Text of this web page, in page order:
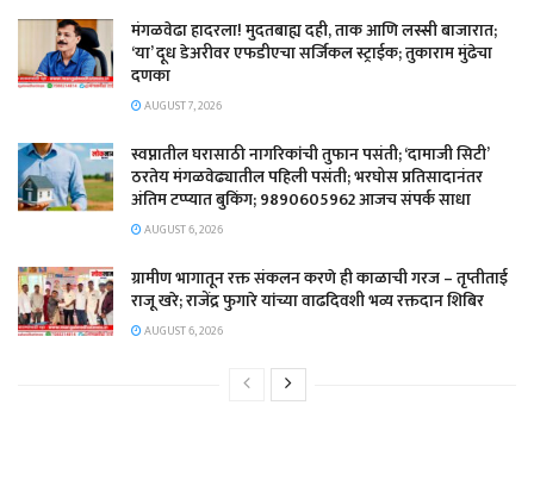
​मंगळवेढा हादरला! मुदतबाह्य दही, ताक आणि लस्सी बाजारात;
‘या’ दूध डेअरीवर एफडीएचा सर्जिकल स्ट्राईक; ​तुकाराम मुंढेचा
दणका
AUGUST 7, 2026
स्वप्नातील घरासाठी नागरिकांची तुफान पसंती; ‘दामाजी सिटी’
ठरतेय मंगळवेढ्यातील पहिली पसंती; भरघोस प्रतिसादानंतर
अंतिम टप्प्यात बुकिंग; 9890605962 आजच संपर्क साधा
AUGUST 6, 2026
ग्रामीण भागातून रक्त संकलन करणे ही काळाची गरज – तृप्तीताई
राजू खरे; राजेंद्र फुगारे यांच्या वाढदिवशी भव्य रक्तदान शिबिर
AUGUST 6, 2026